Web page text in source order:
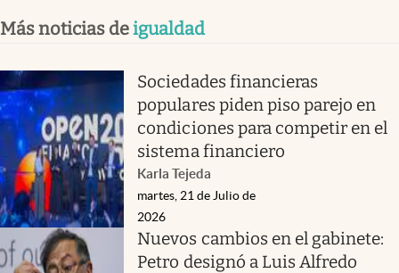
Más noticias deigualdad
Sociedades financieras
populares piden piso parejo en
condiciones para competir en el
sistema financiero
Karla Tejeda
martes, 21 de Julio de
2026
Nuevos cambios en el gabinete:
Petro designó a Luis Alfredo